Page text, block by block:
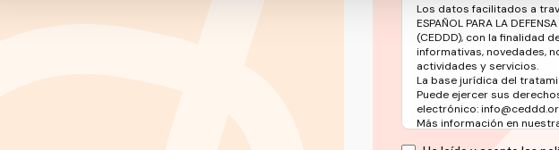
Los datos facilitados a
ESPAÑOL PARA LA
(CEDDD), con la finalidad
informativas, novedades,
actividades y servicios.
La base jurídica del
Puede ejercer sus
electrónico:
Más información en